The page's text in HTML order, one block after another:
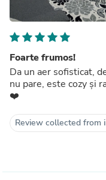
Foarte frumos!
Da un aer sofisticat,
nu pare, este cozy și
❤️
Review collected from